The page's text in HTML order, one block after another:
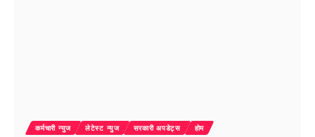
कर्मचारी न्युज लेटेस्ट न्युज सरकारी अपडेट्स होम